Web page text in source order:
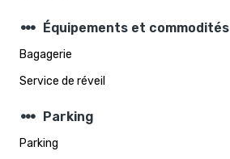
steppers Équipements et commodités
Bagagerie
Service de réveil
steppers Parking
Parking